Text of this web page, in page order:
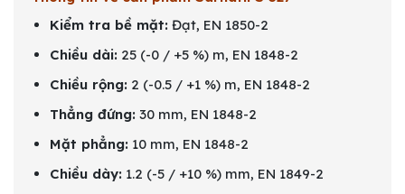
Kiểm tra bề mặt: Đạt, EN 1850-2
Chiều dài: 25 (-0 / +5 %) m, EN 1848-2
Chiều rộng: 2 (-0.5 / +1 %) m, EN 1848-2
Thẳng đứng: 30 mm, EN 1848-2
Mặt phẳng: 10 mm, EN 1848-2
Chiều dày: 1.2 (-5 / +10 %) mm, EN 1849-2